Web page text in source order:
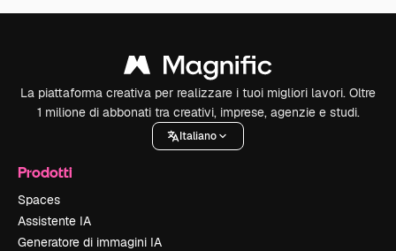
La piattaforma creativa per realizzare i tuoi migliori lavori. Oltre
1 milione di abbonati tra creativi, imprese, agenzie e studi.
Italiano
Prodotti
Spaces
Assistente IA
Generatore di immagini IA